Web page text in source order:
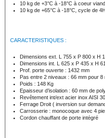
10 kg de +3°C à -18°C à coeur
10 kg de +65°C à -18°C, cycle de
CARACTERISTIQUES :
Dimensions ext. L 755 x P 800 x H
Dimensions int. L 625 x P 435 x H
Prof. porte ouverte : 1432 mm
Pas entre 2 niveaux : 66 mm pour
Poids : 148 Kg
Epaisseur d’isolation : 60 mm de
Revêtement int/ext acier inox AISI
Ferrage Droit ( inversion sur
Carrosserie : monocoque avec 4
Cordon chauffant de porte intégré